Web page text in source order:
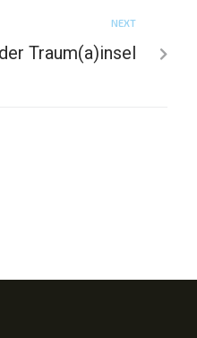
NEXT
Traum(a)insel